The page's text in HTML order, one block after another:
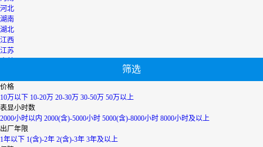
河北
湖南
湖北
江西
江苏
宁夏
内蒙古
青海
上海
陕西
山西
筛选
价格
10万以下 10-20万 20-30万 30-50万 50万以上
表显小时数
2000小时以内 2000(含)-5000小时 5000(含)-8000小时 8000小时及以上
出厂年限
1年以下 1(含)-2年 2(含)-3年 3年及以上